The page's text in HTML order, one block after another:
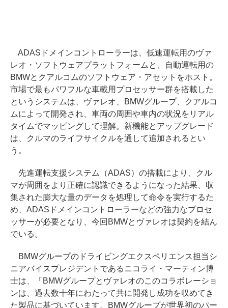
ADASドメインコントローラーは、低速運転用のヴァ
レオ・ソフトウェアプラットフォームと、自動運転用の
BMWとクアルコムのソフトウェア・アセットをホスト。
市場で最もパワフルな車載用プロセッサー群を搭載した
というシステムは、ヴァレオ、BMWグループ、クアルコ
ムによって開発され、車両の周囲や車内の状況をリアル
タイムでマッピングして理解。新機能とアップグレード
は、クルマのライフサイクルを通して追加されるとい
う。
先進運転支援システム（ADAS）の搭載により、クル
マが周囲をより正確に認識できるようになった結果、収
集された膨大な量のデータを処理して命令を実行するた
め、ADASドメインコントローラーなどの強力なプロセ
ッサーが必要となり、今回BMWとヴァレオは契約を結ん
でいる。
BMWグループのドライビングエクスペリエンス担当シ
ニアバイスプレジデントであるニコライ・マーティン博
士は、「BMWグループとヴァレオのこのコラボレーショ
ンは、過去数十年にわたって共に開発し成功を収めてき
た製品に基づいています。BMWグループが世界初のパー